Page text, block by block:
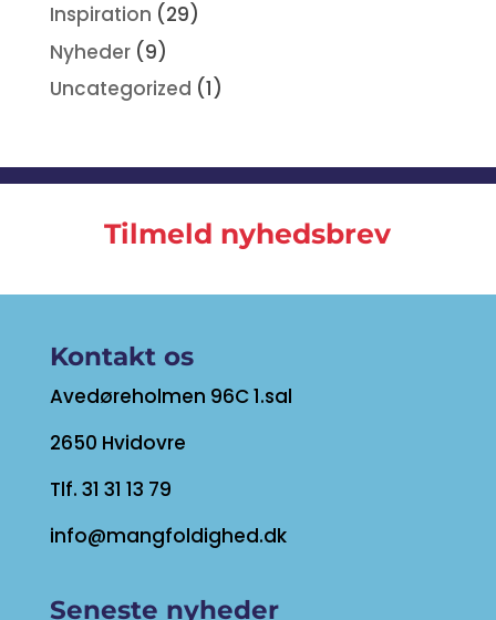
Inspiration (29)
Nyheder(9)
Uncategorized (1)
Tilmeld nyhedsbrev
Kontakt os
Avedøreholmen 96C 1.sal
2650 Hvidovre
Tlf. 31 31 13 79
info@mangfoldighed.dk
Seneste nyheder